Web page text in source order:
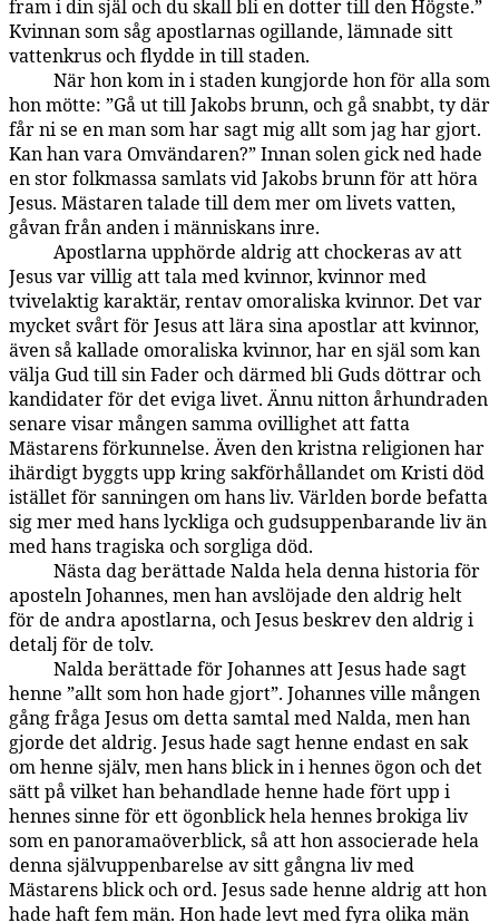
fram i din själ och du skall bli en dotter till den Högste.”
Kvinnan som såg apostlarnas ogillande, lämnade sitt
vattenkrus och flydde in till staden.
143:5.10När hon kom in i staden kungjorde hon för alla som
hon mötte: ”Gå ut till Jakobs brunn, och gå snabbt, ty där
får ni se en man som har sagt mig allt som jag har gjort.
Kan han vara Omvändaren?” Innan solen gick ned hade
en stor folkmassa samlats vid Jakobs brunn för att höra
Jesus. Mästaren talade till dem mer om livets vatten,
gåvan från anden i människans inre.
Apostlarna upphörde aldrig att chockeras av att
Jesus var villig att tala med kvinnor, kvinnor med
tvivelaktig karaktär, rentav omoraliska kvinnor. Det var
mycket svårt för Jesus att lära sina apostlar att kvinnor,
även så kallade omoraliska kvinnor, har en själ som kan
välja Gud till sin Fader och därmed bli Guds döttrar och
kandidater för det eviga livet. Ännu nitton århundraden
senare visar mången samma ovillighet att fatta
Mästarens förkunnelse. Även den kristna religionen har
ihärdigt byggts upp kring sakförhållandet om Kristi död
istället för sanningen om hans liv. Världen borde befatta
sig mer med hans lyckliga och gudsuppenbarande liv än
med hans tragiska och sorgliga död.
143:5.12Nästa dag berättade Nalda hela denna historia för
aposteln Johannes, men han avslöjade den aldrig helt
för de andra apostlarna, och Jesus beskrev den aldrig i
detalj för de tolv.
143:5.13Nalda berättade för Johannes att Jesus hade sagt
henne ”allt som hon hade gjort”. Johannes ville mången
gång fråga Jesus om detta samtal med Nalda, men han
gjorde det aldrig. Jesus hade sagt henne endast en sak
om henne själv, men hans blick in i hennes ögon och det
sätt på vilket han behandlade henne hade fört upp i
hennes sinne för ett ögonblick hela hennes brokiga liv
som en panoramaöverblick, så att hon associerade hela
denna självuppenbarelse av sitt gångna liv med
Mästarens blick och ord. Jesus sade henne aldrig att hon
hade haft fem män. Hon hade levt med fyra olika män